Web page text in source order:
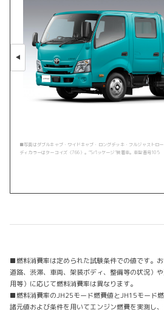
■写真はダブルキャブ・ワイドキャブ・ロングデッキ・フルジャストロ
ディカラーはターコイズ〈766〉。“Sパッケージ”装着車。車型番号105
■燃料消費率は定められた試験条件での値です。お
道路、渋滞、車両、架装ボディ、整備等の状況）
用等）に応じて燃料消費率は異なります。
■燃料消費率のJH25モード燃費値とJH15モード
諸元値および条件を用いてエンジン燃費を実測し